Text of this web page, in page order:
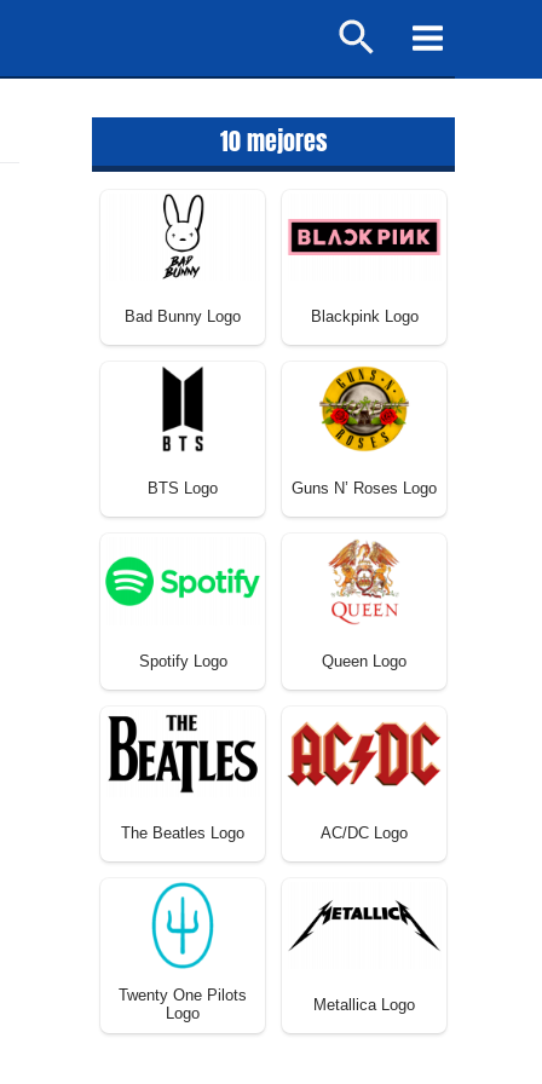
Buscar
Main
Menu
10 mejores
Bad Bunny Logo Blackpink Logo
BTS Logo Guns N’ Roses Logo
Spotify Logo Queen Logo
The Beatles Logo AC/DC Logo
Twenty One Pilots
Logo
Metallica Logo